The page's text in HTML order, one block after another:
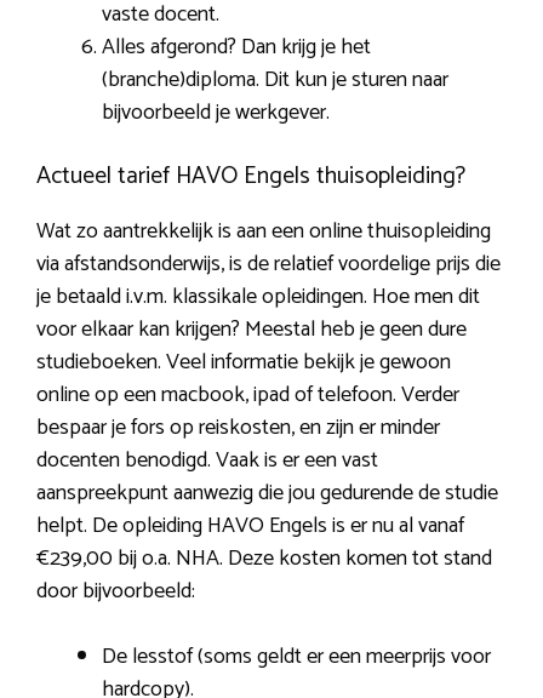
vaste docent.
Alles afgerond? Dan krijg je het
(branche)diploma. Dit kun je sturen naar
bijvoorbeeld je werkgever.
Actueel tarief HAVO Engels thuisopleiding?
Wat zo aantrekkelijk is aan een online thuisopleiding
via afstandsonderwijs, is de relatief voordelige prijs die
je betaald i.v.m. klassikale opleidingen. Hoe men dit
voor elkaar kan krijgen? Meestal heb je geen dure
studieboeken. Veel informatie bekijk je gewoon
online op een macbook, ipad of telefoon. Verder
bespaar je fors op reiskosten, en zijn er minder
docenten benodigd. Vaak is er een vast
aanspreekpunt aanwezig die jou gedurende de studie
helpt. De opleiding HAVO Engels is er nu al vanaf
€239,00 bij o.a. NHA. Deze kosten komen tot stand
door bijvoorbeeld:
De lesstof (soms geldt er een meerprijs voor
hardcopy).